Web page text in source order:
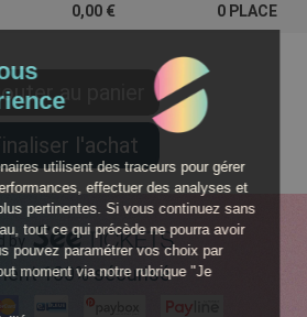
0,00 0 PLACE
by
100% sécurisé